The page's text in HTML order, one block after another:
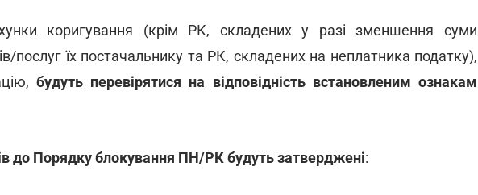
коригування (крім РК, складених у разі зменшення суми
послуг їх постачальнику та РК, складених на неплатника податку),
будуть перевірятися на відповідність встановленим ознакам
до Порядку блокування ПН/РК будуть затверджені: